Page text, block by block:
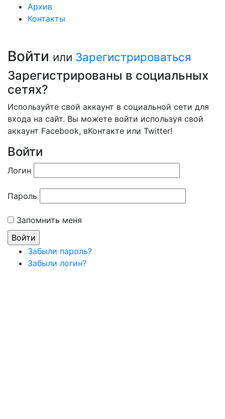
Архив
Контакты
Войти или Зарегистрироваться
Зарегистрированы в социальных
сетях?
Используйте свой аккаунт в социальной сети для
входа на сайт. Вы можете войти используя свой
аккаунт Facebook, вКонтакте или Twitter!
Войти
Логин
Пароль
Запомнить меня
Забыли пароль?
Забыли логин?